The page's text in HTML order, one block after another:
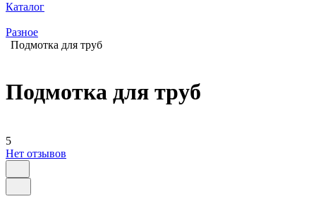
Каталог
Разное
Подмотка для труб
Подмотка для труб
5
Нет отзывов